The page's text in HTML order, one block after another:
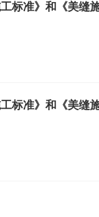
标准》和《美缝
标准》和《美缝